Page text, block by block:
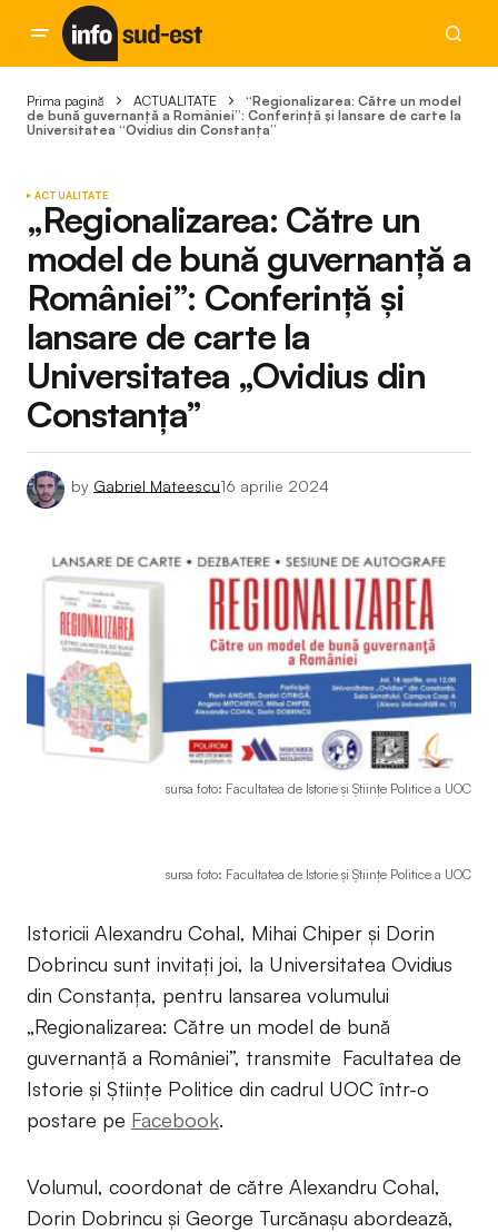
Prima pagină ACTUALITATE
“Regionalizarea: Către un model
de bună guvernanță a României”: Conferință și lansare de carte la
Universitatea “Ovidius din Constanța”
ACTUALITATE
„Regionalizarea: Către un
model de bună guvernanță a
României”: Conferință și
lansare de carte la
Universitatea „Ovidius din
Constanța”
by Gabriel Mateescu16 aprilie 2024
sursa foto: Facultatea de Istorie și Științe Politice a UOC
sursa foto: Facultatea de Istorie și Științe Politice a UOC
Istoricii Alexandru Cohal, Mihai Chiper și Dorin
Dobrincu sunt invitați joi, la Universitatea Ovidius
din Constanța, pentru lansarea volumului
„Regionalizarea: Către un model de bună
guvernanță a României”, transmite Facultatea de
Istorie și Științe Politice din cadrul UOC într-o
postare pe Facebook.
Volumul, coordonat de către Alexandru Cohal,
Dorin Dobrincu și George Turcănașu abordează,